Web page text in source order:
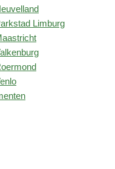
Limburg